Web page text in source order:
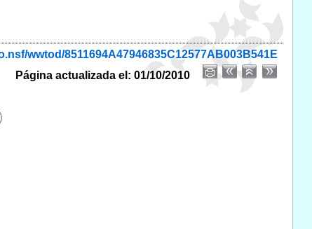
wwtod/8511694A47946835C12577AB003B541E
Página actualizada el: 01/10/2010